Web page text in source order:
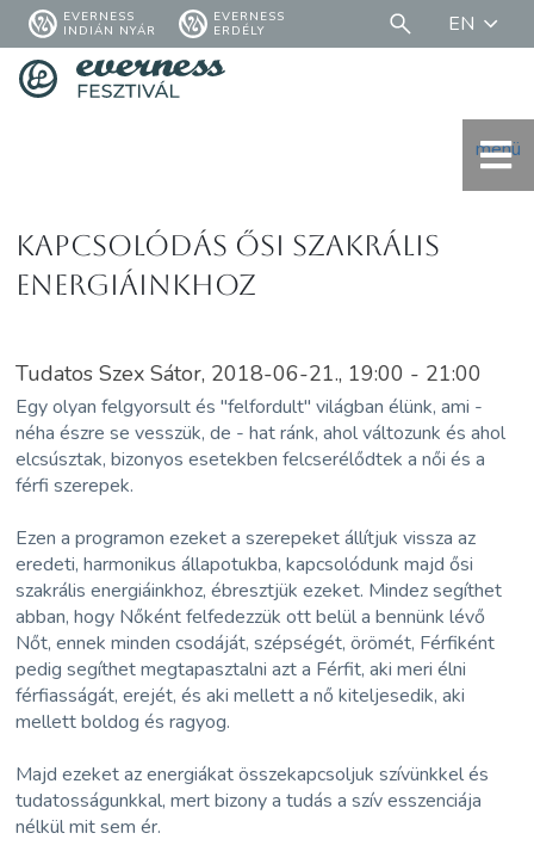
EVERNESS
INDIÁN NYÁR
EVERNESS
ERDÉLY
EN
menü
Kapcsolódás ősi szakrális
energiáinkhoz
Tudatos Szex Sátor, 2018-06-21., 19:00 - 21:00
Egy olyan felgyorsult és "felfordult" világban élünk, ami -
néha észre se vesszük, de - hat ránk, ahol változunk és ahol
elcsúsztak, bizonyos esetekben felcserélődtek a női és a
férfi szerepek.
Ezen a programon ezeket a szerepeket állítjuk vissza az
eredeti, harmonikus állapotukba, kapcsolódunk majd ősi
szakrális energiáinkhoz, ébresztjük ezeket. Mindez segíthet
abban, hogy Nőként felfedezzük ott belül a bennünk lévő
Nőt, ennek minden csodáját, szépségét, örömét, Férfiként
pedig segíthet megtapasztalni azt a Férfit, aki meri élni
férfiasságát, erejét, és aki mellett a nő kiteljesedik, aki
mellett boldog és ragyog.
Majd ezeket az energiákat összekapcsoljuk szívünkkel és
tudatosságunkkal, mert bizony a tudás a szív esszenciája
nélkül mit sem ér.